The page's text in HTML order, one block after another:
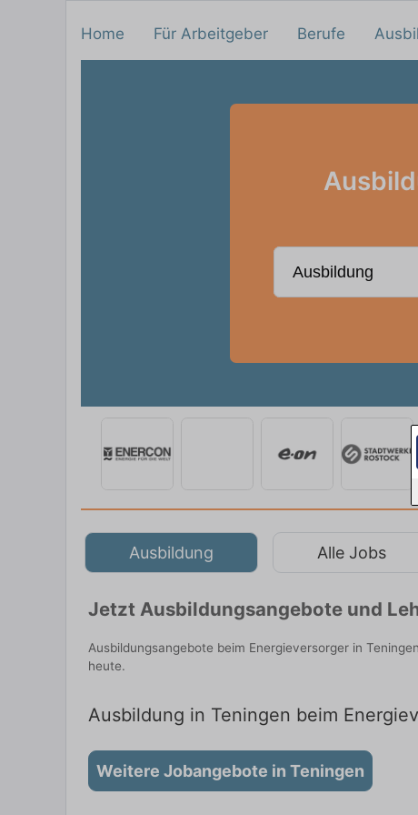
Home Für Arbeitgeber Berufe
Ausbildung Alle Jobs
Jetzt Ausbildungsangebote und
Ausbildungsangebote beim Energieversorger in
heute.
Ausbildung in Teningen beim
Weitere Jobangebote in Teningen